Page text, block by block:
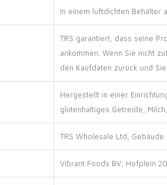
In einem luftdichten Behälter
TRS garantiert, dass seine
ankommen. Wenn Sie nicht
den Kaufdaten zurück und
Hergestellt in einer
glutenhaltiges Getreide,
TRS Wholesale Ltd,
Vibrant Foods BV, Hofplein